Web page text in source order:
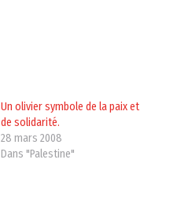
Un olivier symbole de la paix et
de solidarité.
28 mars 2008
Dans "Palestine"